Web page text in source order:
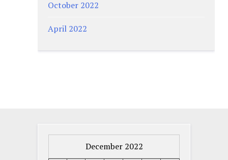
October 2022
April 2022
December 2022